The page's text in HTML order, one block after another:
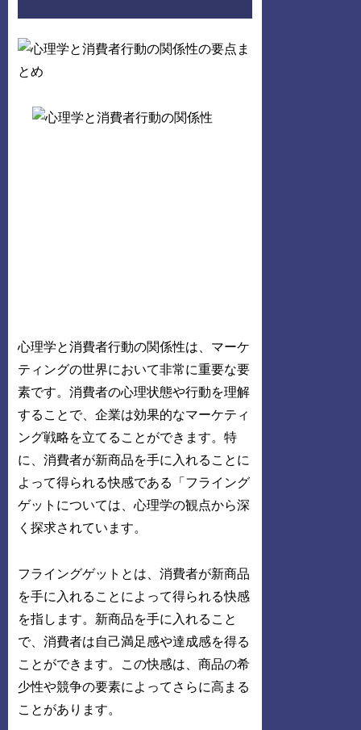
心理学と消費者行動の関係性は、マーケ
ティングの世界において非常に重要な要
素です。消費者の心理状態や行動を理解
することで、企業は効果的なマーケティ
ング戦略を立てることができます。特
に、消費者が新商品を手に入れることに
よって得られる快感である「フライング
ゲットについては、心理学の観点から深
く探求されています。
フライングゲットとは、消費者が新商品
を手に入れることによって得られる快感
を指します。新商品を手に入れること
で、消費者は自己満足感や達成感を得る
ことができます。この快感は、商品の希
少性や競争の要素によってさらに高まる
ことがあります。